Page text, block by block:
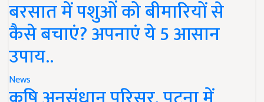
बरसात में पशुओं को बीमारियों से
कैसे बचाएं? अपनाएं ये 5 आसान
उपाय..
News